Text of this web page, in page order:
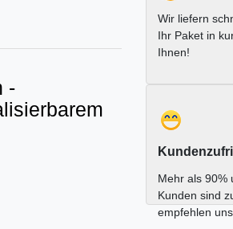
-
Wir liefern
Ihr Paket in
Ihnen!
Mehr als 90%
Kunden sind
empfehlen